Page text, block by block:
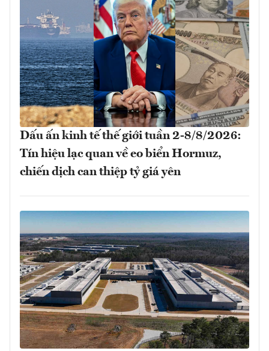
Dấu ấn kinh tế thế giới tuần 2-8/8/2026:
Tín hiệu lạc quan về eo biển Hormuz,
chiến dịch can thiệp tỷ giá yên